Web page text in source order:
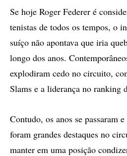
Se hoje Roger Federer é
tenistas de todos os tempos, o
suíço não apontava que iria
longo dos anos.
explodiram cedo no circuito,
Slams e a liderança no ranking
Contudo, os anos se passaram
foram grandes destaques no
manter em uma posição